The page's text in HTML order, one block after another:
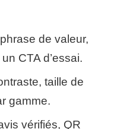
de valeur,
CTA d’essai.
taille de
gamme.
vérifiés, QR